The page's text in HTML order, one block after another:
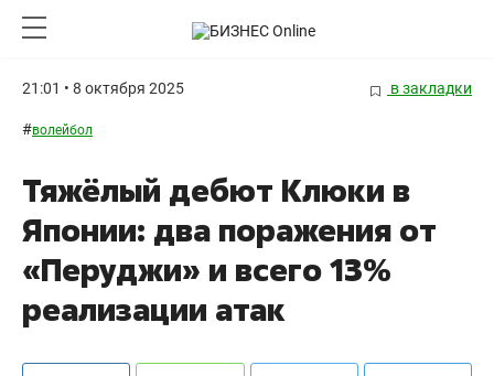
21:01 • 8 октября 2025 в закладки
#волейбол
Тяжёлый дебют Клюки в
Японии: два поражения от
«Перуджи» и всего 13%
реализации атак